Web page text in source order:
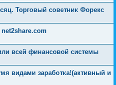
Торговый советник Форекс
всей финансовой системы
видами заработка!(активный и